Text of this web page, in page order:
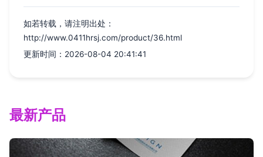
如若转载，请注明出处：
http://www.0411hrsj.com/product/36.html
更新时间：2026-08-04 20:41:41
最新产品